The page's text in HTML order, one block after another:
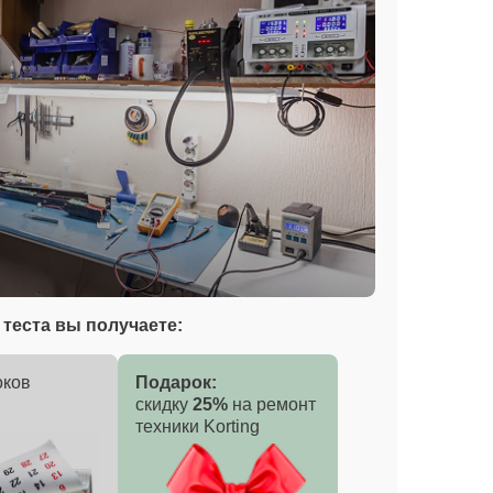
вы получаете:
Подарок:
скидку 25% на ремонт
техники Korting